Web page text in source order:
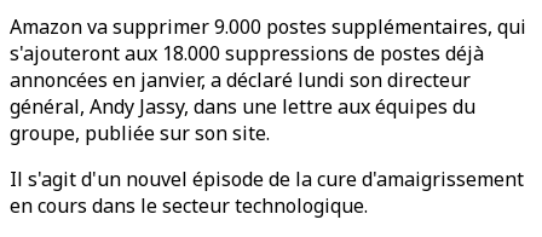
Amazon va supprimer 9.000 postes supplémentaires, qui
s'ajouteront aux 18.000 suppressions de postes déjà
annoncées en janvier, a déclaré lundi son directeur
général, Andy Jassy, dans une lettre aux équipes du
groupe, publiée sur son site.
Il s'agit d'un nouvel épisode de la cure d'amaigrissement
en cours dans le secteur technologique.